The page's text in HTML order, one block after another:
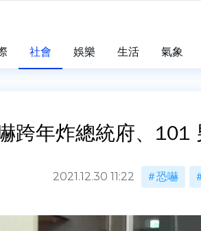
社會 娛樂 生活 氣象
跨年炸總統府、101
2021.12.30 11:22 恐嚇